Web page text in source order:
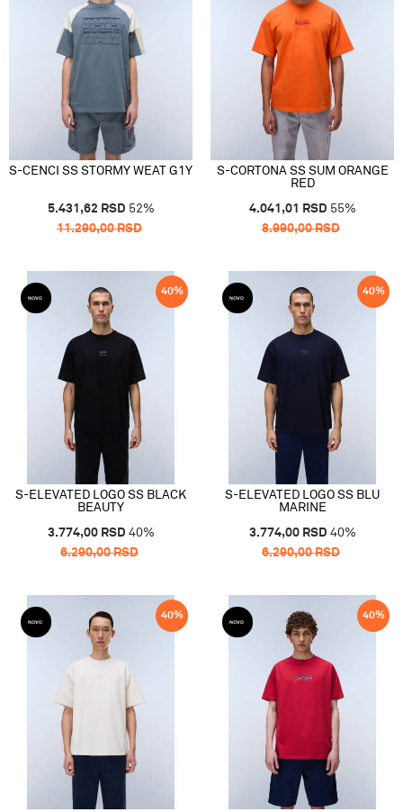
S-CENCI SS STORMY WEAT G1Y
5.431,62 RSD 52%
11.290,00RSD
S-CORTONA SS SUM ORANGE
RED
4.041,01
RSD 55%
8.990,00RSD
40%
S-ELEVATED LOGO SS BLACK
BEAUTY
3.774,00 RSD 40%
6.290,00RSD
40%
S-ELEVATED LOGO SS BLU
MARINE
3.774,00 RSD 40%
6.290,00RSD
40% 40%